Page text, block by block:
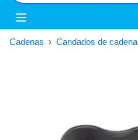
Open main menu
Cadenas › Candados de cadena